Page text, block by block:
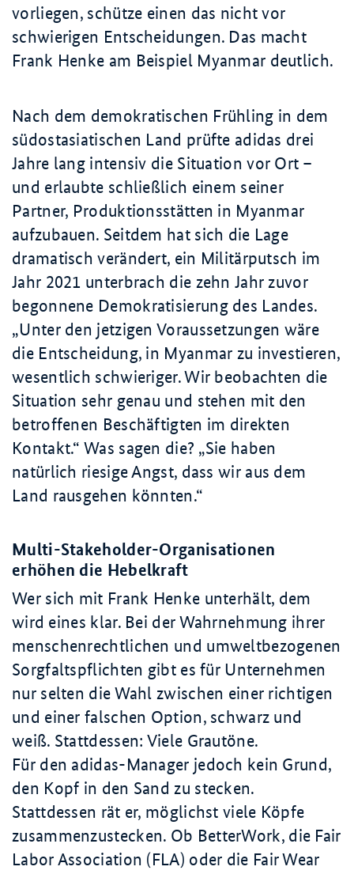
vorliegen, schütze einen das nicht vor
schwierigen Entscheidungen. Das macht
Frank Henke am Beispiel Myanmar deutlich.
Nach dem demokratischen Frühling in dem
südostasiatischen Land prüfte adidas drei
Jahre lang intensiv die Situation vor Ort –
und erlaubte schließlich einem seiner
Partner, Produktionsstätten in Myanmar
aufzubauen. Seitdem hat sich die Lage
dramatisch verändert, ein Militärputsch im
Jahr 2021 unterbrach die zehn Jahr zuvor
begonnene Demokratisierung des Landes.
Unter den jetzigen Voraussetzungen wäre
die Entscheidung, in Myanmar zu investieren,
wesentlich schwieriger. Wir beobachten die
Situation sehr genau und stehen mit den
betroffenen Beschäftigten im direkten
Kontakt. Was sagen die?
Sie haben
natürlich riesige Angst, dass wir aus dem
Land rausgehen könnten.
Multi-Stakeholder-Organisationen
erhöhen die Hebelkraft
Wer sich mit Frank Henke unterhält, dem
wird eines klar. Bei der Wahrnehmung ihrer
menschenrechtlichen und umweltbezogenen
Sorgfaltspflichten gibt es für Unternehmen
nur selten die Wahl zwischen einer richtigen
und einer falschen Option, schwarz und
weiß. Stattdessen: Viele Grautöne.
Für den adidas-Manager jedoch kein Grund,
den Kopf in den Sand zu stecken.
Stattdessen rät er, möglichst viele Köpfe
zusammenzustecken. Ob BetterWork, die Fair
Labor Association (FLA) oder die Fair Wear